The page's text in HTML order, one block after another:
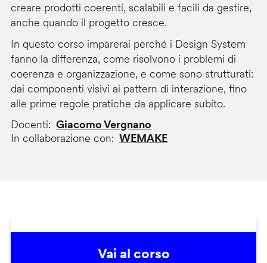
creare prodotti coerenti, scalabili e facili da gestire,
anche quando il progetto cresce.
In questo corso imparerai perché i Design System
fanno la differenza, come risolvono i problemi di
coerenza e organizzazione, e come sono strutturati:
dai componenti visivi ai pattern di interazione, fino
alle prime regole pratiche da applicare subito.
Docenti
Giacomo Vergnano
In collaborazione con
WEMAKE
Vai al corso